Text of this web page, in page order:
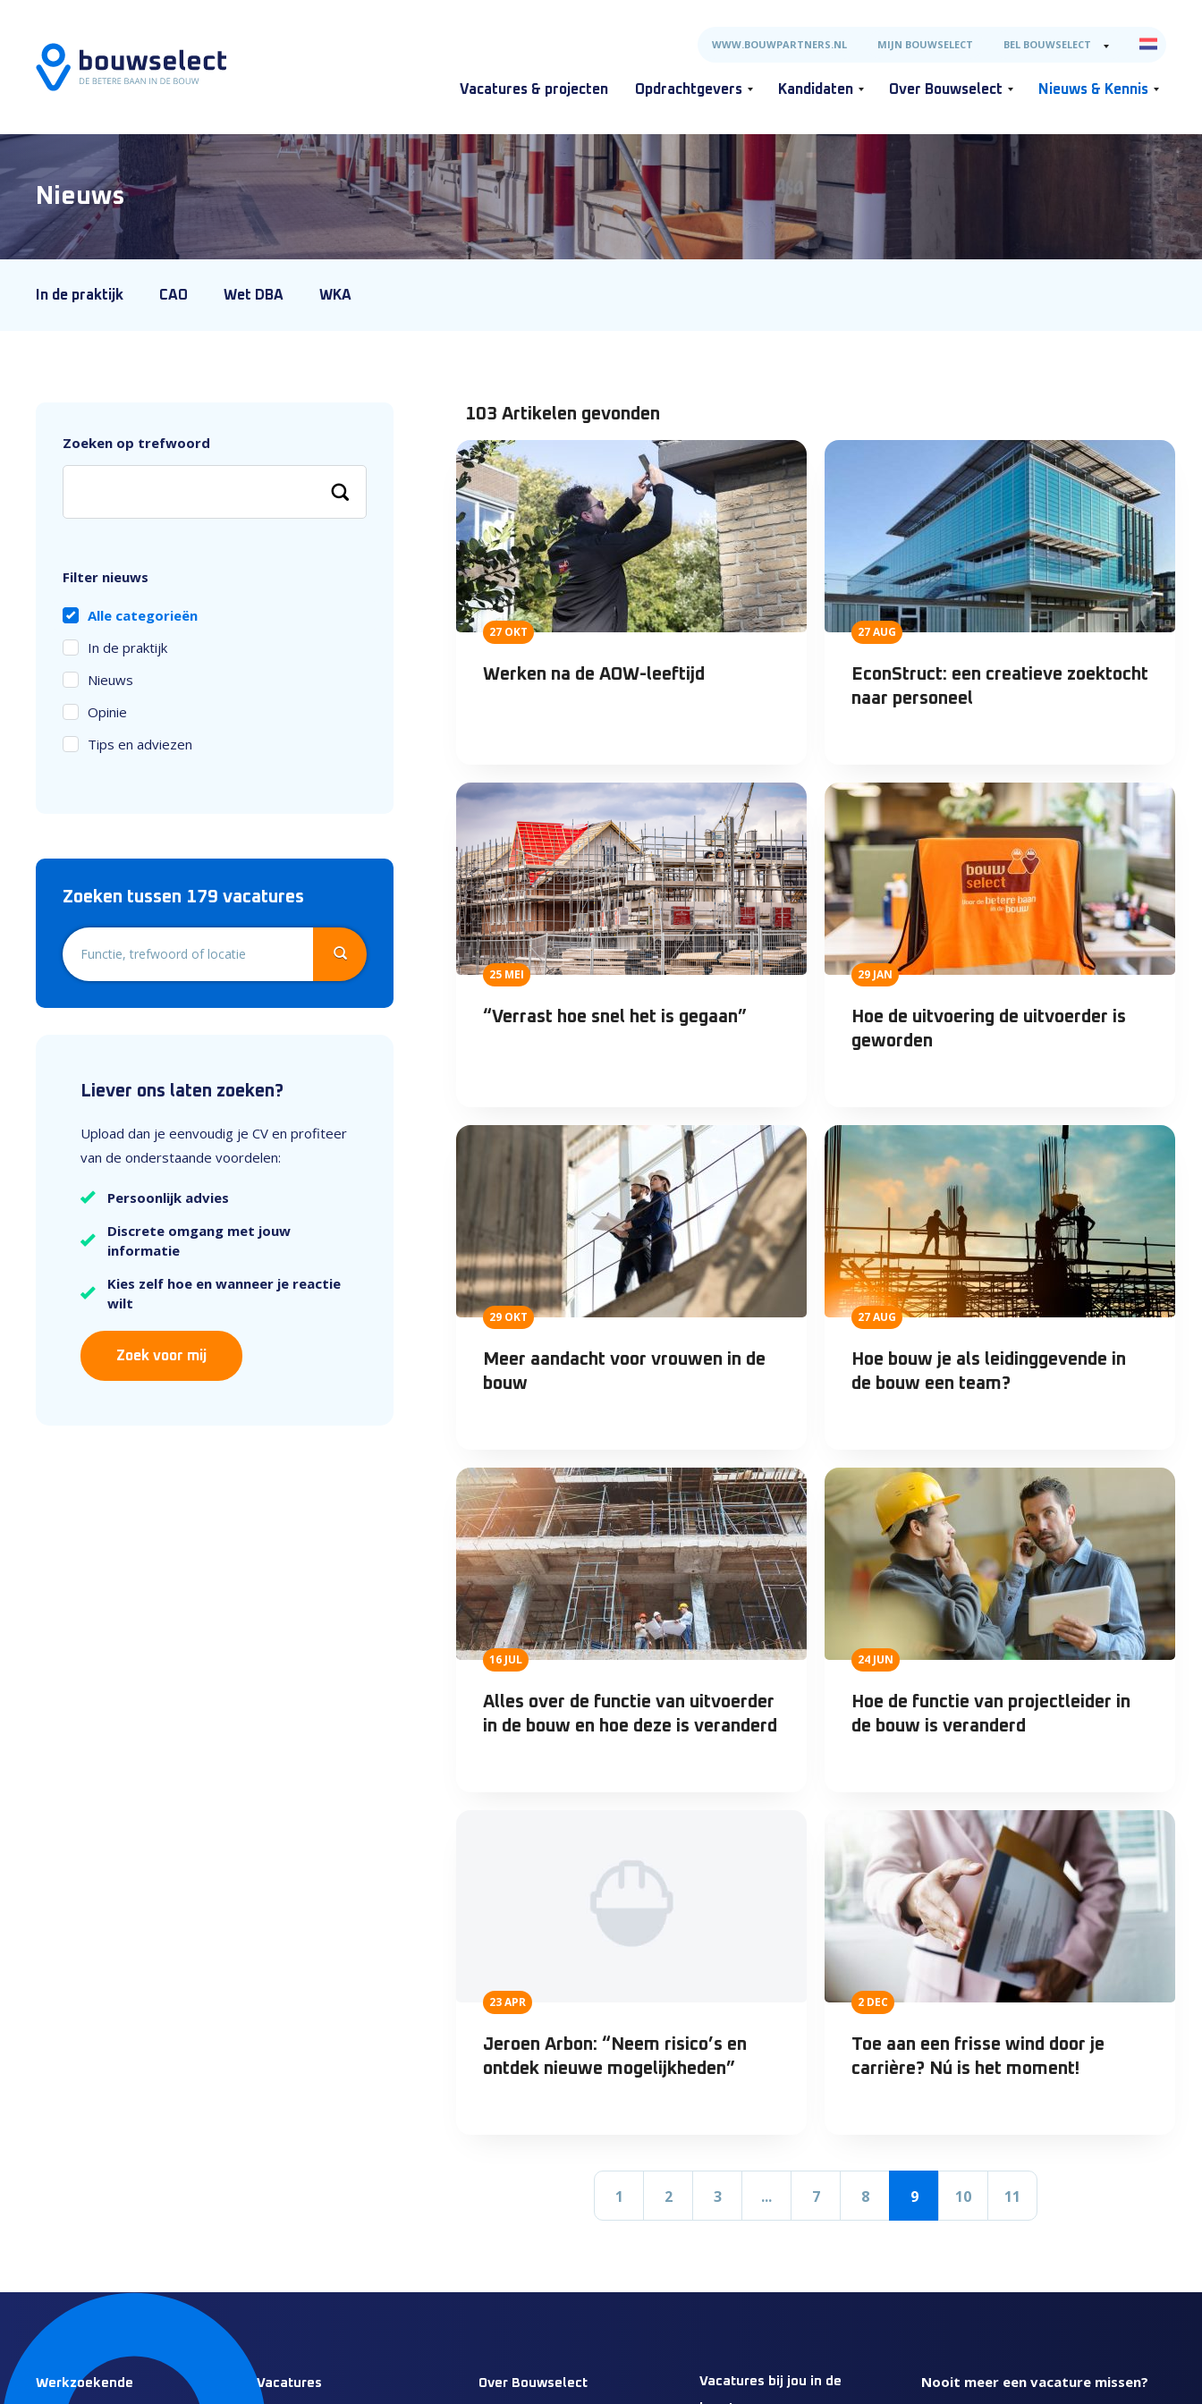
WWW.BOUWPARTNERS.NL MIJN BOUWSELECT BEL BOUWSELECT
Vacatures & projecten Opdrachtgevers Kandidaten Over Bouwselect Nieuws & Kennis
Nieuws
In de praktijk CAO Wet DBA WKA
Zoeken op trefwoord
Filter nieuws
Alle categorieën
In de praktijk
Nieuws
Opinie
Tips en adviezen
Zoeken tussen 179 vacatures
Liever ons laten zoeken?
Upload dan je eenvoudig je CV en profiteer
van de onderstaande voordelen:
Persoonlijk advies
Discrete omgang met jouw
informatie
Kies zelf hoe en wanneer je reactie
wilt
Zoek voor mij
103 Artikelen gevonden
27 OKT
Werken na de AOW-leeftijd
27 AUG
EconStruct: een creatieve zoektocht
naar personeel
25 MEI
“Verrast hoe snel het is gegaan”
29 JAN
Hoe de uitvoering de uitvoerder is
geworden
29 OKT
Meer aandacht voor vrouwen in de
bouw
27 AUG
Hoe bouw je als leidinggevende in
de bouw een team?
16 JUL
Alles over de functie van uitvoerder
in de bouw en hoe deze is veranderd
24 JUN
Hoe de functie van projectleider in
de bouw is veranderd
23 APR
Jeroen Arbon: “Neem risico’s en
ontdek nieuwe mogelijkheden”
2 DEC
Toe aan een frisse wind door je
carrière? Nú is het moment!
1 2 3 ... 7 8 9 10 11
Werkzoekende Vacatures Over Bouwselect
Vacatures bij jou in de
Nooit meer een vacature missen?